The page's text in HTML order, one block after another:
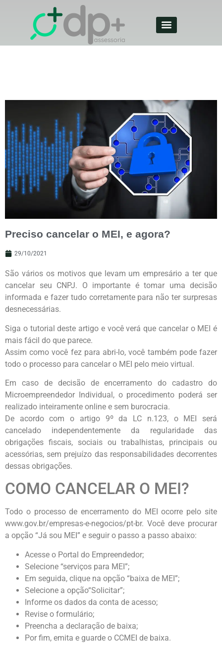
Preciso cancelar o MEI, e agora?
29/10/2021
São vários os motivos que levam um empresário a ter que
cancelar seu CNPJ. O importante é tomar uma decisão
informada e fazer tudo corretamente para não ter surpresas
desnecessárias.
Siga o tutorial deste artigo e você verá que cancelar o MEI é
mais fácil do que parece.
Assim como você fez para abri-lo, você também pode fazer
todo o processo para cancelar o MEI pelo meio virtual.
Em caso de decisão de encerramento do cadastro do
Microempreendedor Individual, o procedimento poderá ser
realizado inteiramente online e sem burocracia.
De acordo com o artigo 9º da LC n.123, o MEI será
cancelado independentemente da regularidade das
obrigações fiscais, sociais ou trabalhistas, principais ou
acessórias, sem prejuízo das responsabilidades decorrentes
dessas obrigações.
COMO CANCELAR O MEI?
Todo o processo de encerramento do MEI ocorre pelo site
www.gov.br/empresas-e-negocios/pt-br. Você deve procurar
a opção “Já sou MEI” e seguir o passo a passo abaixo:
Acesse o Portal do Empreendedor;
Selecione “serviços para MEI”;
Em seguida, clique na opção “baixa de MEI”;
Selecione a opção“Solicitar”;
Informe os dados da conta de acesso;
Revise o formulário;
Preencha a declaração de baixa;
Por fim, emita e guarde o CCMEI de baixa.